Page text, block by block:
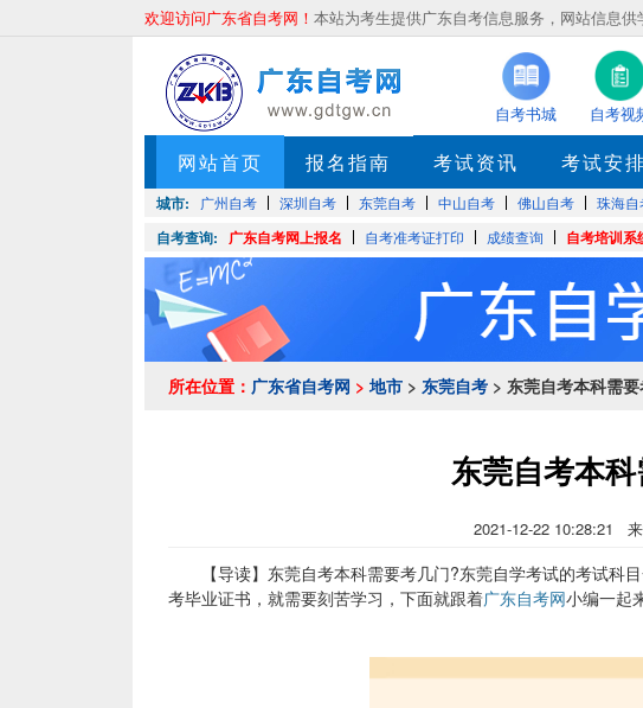
欢迎访问广东省自考网！ 本站为考生提供广东自考信息服务，网站信息
自考书城 自考视
网站首页 报名指南 考试资讯 考试安排
城市: 广州自考 深圳自考 东莞自考 中山自考 佛山自考 珠海自
自考查询: 广东自考网上报名 自考准考证打印 成绩查询 自考培训系
所在位置： 广东省自考网 > 地市 > 东莞自考 > 东莞自考本科需要
东莞自考本
2021-12-22 10:28:21
【导读】东莞自考本科需要考几门?东莞自学考试的考试科
考毕业证书，就需要刻苦学习，下面就跟着广东自考网小编一起